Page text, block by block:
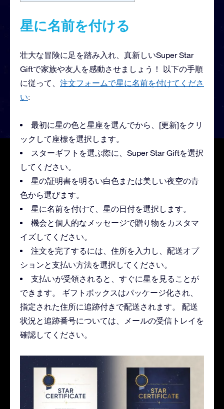
星に名前を付ける
壮大な冒険に足を踏み入れ、真新しいSuper Star
Giftで家族や友人を感動させましょう！ 以下の手順
に従って、 注文フォームで星に名前を付けてくださ
い:
最初に星の色と星座を選んでから、[更新]をクリ
ックして座標を選択します。
スターギフトを選ぶ際に、Super Star Giftを選択
してください。
星の証明書を明るい白色または美しい夜空の青
色から選びます。
星に名前を付けて、星の日付を選択します。
機会と個人的なメッセージで贈り物をカスタマ
イズしてください。
注文を完了するには、住所を入力し、配送オプ
ションと支払い方法を選択してください。
支払いが受領されると、すぐに星を見ることが
できます。 ギフトボックスはパッケージ化され、
指定された住所に追跡付きで配送されます。 配送
状況と追跡番号については、メールの受信トレイを
確認してください。